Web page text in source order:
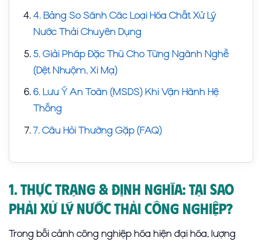
4. Bảng So Sánh Các Loại Hóa Chất Xử Lý
Nước Thải Chuyên Dụng
5. Giải Pháp Đặc Thù Cho Từng Ngành Nghề
(Dệt Nhuộm, Xi Mạ)
6. Lưu Ý An Toàn (MSDS) Khi Vận Hành Hệ
Thống
7. Câu Hỏi Thường Gặp (FAQ)
1. Thực Trạng & Định Nghĩa: Tại Sao
Phải Xử Lý Nước Thải Công Nghiệp?
Trong bối cảnh công nghiệp hóa hiện đại hóa, lượng